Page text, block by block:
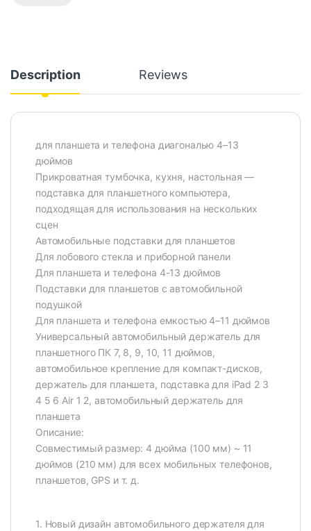
Description Reviews
для планшета и телефона диагональю 4–13
дюймов
Прикроватная тумбочка, кухня, настольная —
подставка для планшетного компьютера,
подходящая для использования на нескольких
сцен
Автомобильные подставки для планшетов
Для лобового стекла и приборной панели
Для планшета и телефона 4-13 дюймов
Подставки для планшетов с автомобильной
подушкой
Для планшета и телефона емкостью 4–11 дюймов
Универсальный автомобильный держатель для
планшетного ПК 7, 8, 9, 10, 11 дюймов,
автомобильное крепление для компакт-дисков,
держатель для планшета, подставка для iPad 2 3
4 5 6 Air 1 2, автомобильный держатель для
планшета
Описание:
Совместимый размер: 4 дюйма (100 мм) ~ 11
дюймов (210 мм) для всех мобильных телефонов,
планшетов, GPS и т. д.
1. Новый дизайн автомобильного держателя для